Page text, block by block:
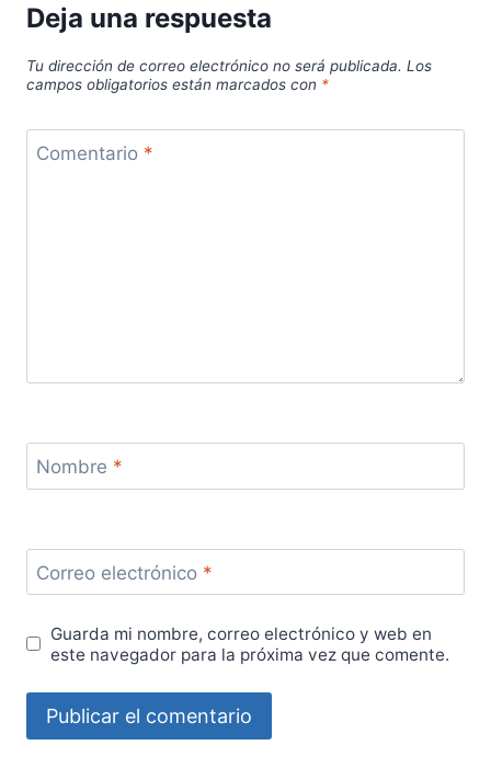
Deja una respuesta
Tu dirección de correo electrónico no será publicada. Los
campos obligatorios están marcados con *
Comentario *
Nombre *
Correo electrónico *
Guarda mi nombre, correo electrónico y web en
este navegador para la próxima vez que comente.